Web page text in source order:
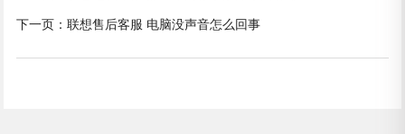
下一页： 联想售后客服 电脑没声音怎么回事